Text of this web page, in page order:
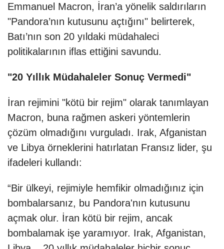
Emmanuel Macron, İran’a yönelik saldırıların
"Pandora’nın kutusunu açtığını" belirterek,
Batı’nın son 20 yıldaki müdahaleci
politikalarının iflas ettiğini savundu.
"20 Yıllık Müdahaleler Sonuç Vermedi"
İran rejimini "kötü bir rejim" olarak tanımlayan
Macron, buna rağmen askeri yöntemlerin
çözüm olmadığını vurguladı. Irak, Afganistan
ve Libya örneklerini hatırlatan Fransız lider, şu
ifadeleri kullandı:
“Bir ülkeyi, rejimiyle hemfikir olmadığınız için
bombalarsanız, bu Pandora'nın kutusunu
açmak olur. İran kötü bir rejim, ancak
bombalamak işe yaramıyor. Irak, Afganistan,